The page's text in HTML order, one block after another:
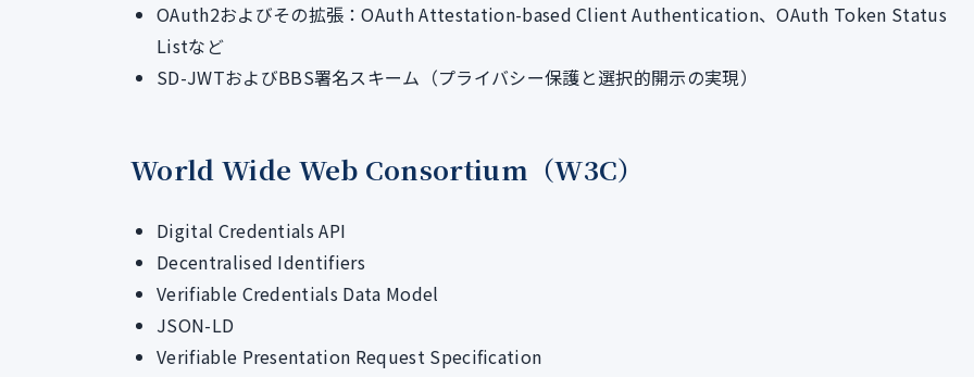
OAuth2およびその拡張：OAuth Attestation-based Client Authentication、OAuth Token Status
Listなど
SD-JWTおよびBBS署名スキーム（プライバシー保護と選択的開示の実現）
World Wide Web Consortium（W3C）
Digital Credentials API
Decentralised Identifiers
Verifiable Credentials Data Model
JSON-LD
Verifiable Presentation Request Specification